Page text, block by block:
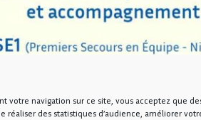
votre navigation sur ce site, vous acceptez que
réaliser des statistiques d’audience, améliorer